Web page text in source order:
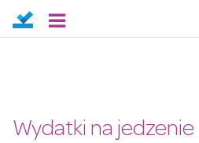
Wydatki na jedzenie